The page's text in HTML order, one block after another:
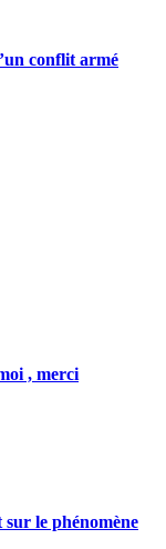
conflit armé
, merci
sur le phénomène